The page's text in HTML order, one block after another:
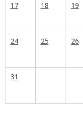
17
18 19
24 25 26
31